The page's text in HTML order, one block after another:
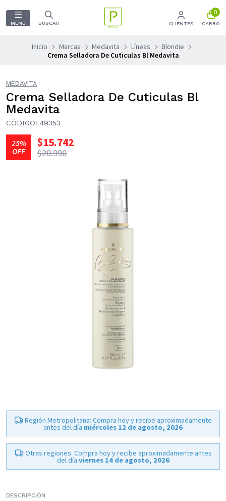
MENU BUSCAR CLIENTES
0
CARRO
Inicio Marcas Medavita Líneas
Blondie
Crema Selladora De Cuticulas Bl Medavita
MEDAVITA
Crema Selladora De Cuticulas Bl
Medavita
CÓDIGO: 49353
25%
OFF
$15.742
$20.990
Región Metropolitana: Compra hoy y recibe aproximadamente
antes del día miércoles 12 de agosto, 2026
Otras regiones: Compra hoy y recibe aproximadamente antes
del día viernes 14 de agosto, 2026
DESCRIPCIÓN